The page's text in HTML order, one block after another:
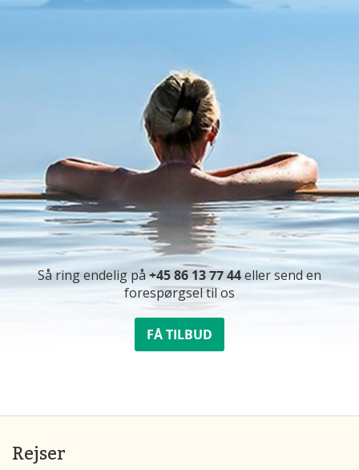
Så ring endelig på +45 86 13 77 44eller send en
forespørgsel til os
FÅ TILBUD
Rejser